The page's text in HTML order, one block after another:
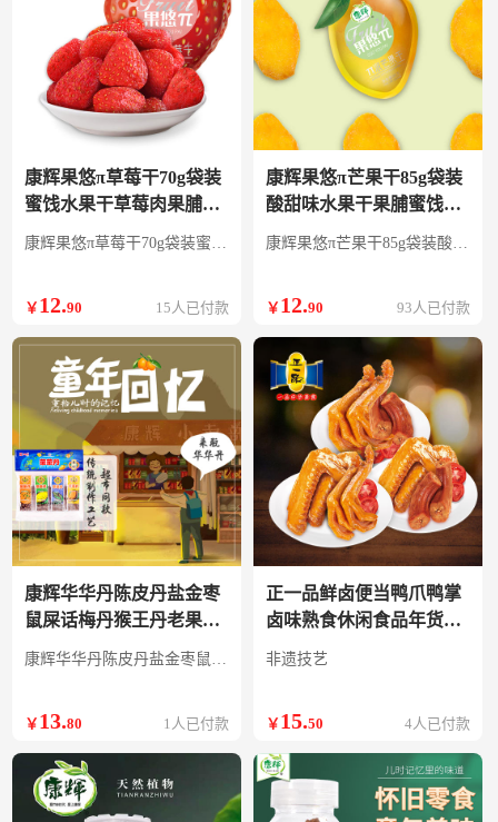
康辉果悠π草莓干70g袋装
蜜饯水果干草莓肉果脯办
公室休闲小零食 草莓干
70g
康辉果悠π草莓干70g袋装蜜饯水果干草莓肉果脯办公室休闲小零食
￥ 12.90 15人已付款
康辉果悠π芒果干85g袋装
酸甜味水果干果脯蜜饯休
闲小吃办公零食 芒果干
85g
康辉果悠π芒果干85g袋装酸甜味水果干果脯蜜饯休闲小吃办公零食
￥ 12.90 93人已付款
康辉华华丹陈皮丹盐金枣
鼠屎话梅丹猴王丹老果丹
童年怀旧零食瓶装 华华丹
康辉华华丹陈皮丹盐金枣鼠屎话梅丹猴王丹老果丹童年怀旧零食瓶装
￥ 13.80 1人已付款
正一品鲜卤便当鸭爪鸭掌
卤味熟食休闲食品年货零
食小吃充饥夜宵下酒菜即
非遗技艺
￥ 15.50 4人已付款